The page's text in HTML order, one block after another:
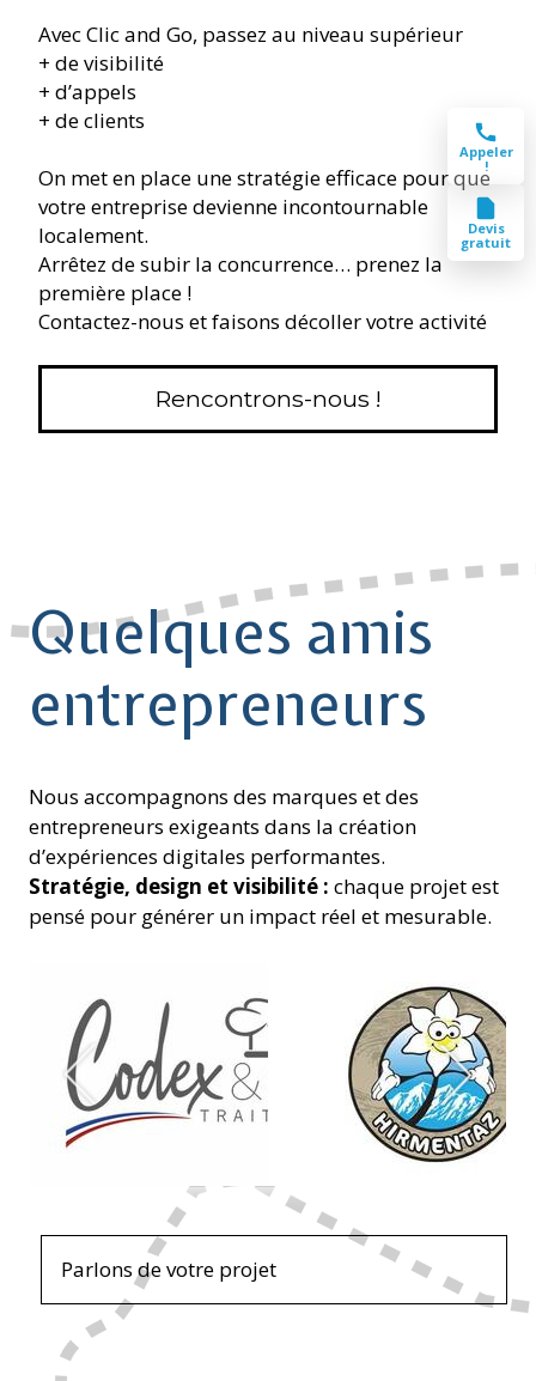
Avec Clic and Go, passez au niveau supérieur
+ de visibilité
+ d’appels
+ de clients
On met en place une stratégie efficace pour que
votre entreprise devienne incontournable
localement.
Arrêtez de subir la concurrence… prenez la
première place !
Contactez-nous et faisons décoller votre activité
Rencontrons-nous !
Quelques amis
entrepreneurs
Nous accompagnons des marques et des
entrepreneurs exigeants dans la création
d’expériences digitales performantes.
Stratégie, design et visibilité : chaque projet est
pensé pour générer un impact réel et mesurable.
Parlons de votre projet
Appeler
!
Devis
gratuit